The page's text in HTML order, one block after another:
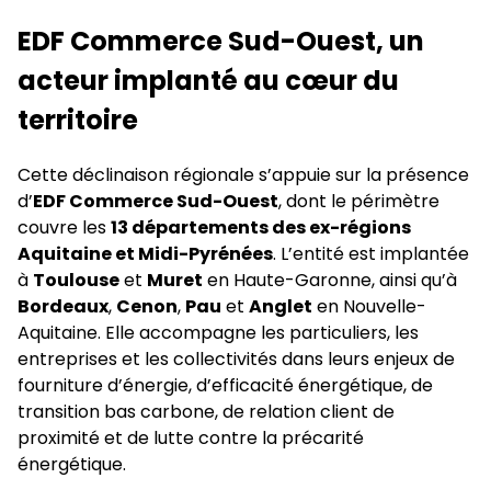
EDF Commerce Sud-Ouest, un
acteur implanté au cœur du
territoire
Cette déclinaison régionale s’appuie sur la présence
d’EDF Commerce Sud-Ouest, dont le périmètre
couvre les13 départements des ex-régions
Aquitaine et Midi-Pyrénées. L’entité est implantée
à Toulouseet Muret en Haute-Garonne, ainsi qu’à
Bordeaux, Cenon, Pau et Anglet en Nouvelle-
Aquitaine. Elle accompagne les particuliers, les
entreprises et les collectivités dans leurs enjeux de
fourniture d’énergie, d’efficacité énergétique, de
transition bas carbone, de relation client de
proximité et de lutte contre la précarité
énergétique.